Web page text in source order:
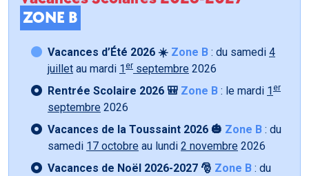
ZONE B
Vacances d’Été 2026 ☀️ Zone B : du samedi 4
juillet au mardi 1 er septembre 2026
Rentrée Scolaire 2026 🎒 Zone B : le mardi 1 er
septembre 2026
Vacances de la Toussaint 2026 🎃 Zone B : du
samedi 17 octobre au lundi 2 novembre 2026
Vacances de Noël 2026-2027 🎅 Zone B : du